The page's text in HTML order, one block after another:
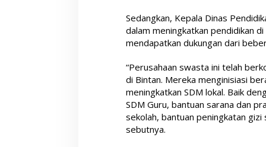
Sedangkan, Kepala Dinas
dalam meningkatkan pendidikan
mendapatkan dukungan dari
“Perusahaan swasta ini telah
di Bintan. Mereka menginisiasi
meningkatkan SDM lokal. Baik
SDM Guru, bantuan sarana dan
sekolah, bantuan peningkatan
sebutnya.